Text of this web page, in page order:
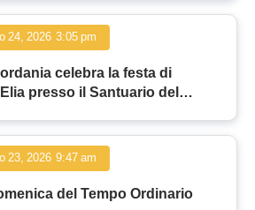
24, 20263:05 pm
celebra la festa di
presso il Santuario del
23, 20269:47 am
del Tempo Ordinario